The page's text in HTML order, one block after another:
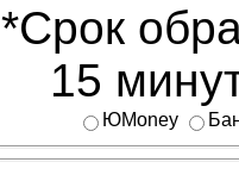
*Срок
15
ЮMoney